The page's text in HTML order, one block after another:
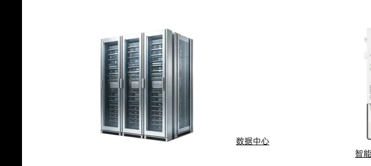
数据中心
智
智能用电计量
馈线自动化
中压微网
AMI智能抄表
船舶电动化